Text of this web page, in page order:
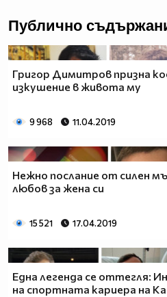
Публично
Григор Димитров призна
изкушение в живота му
9 968 11.04.2019
Нежно послание от силен
любов за жена си
15 521 17.04.2019
Една легенда се оттегля:
на спортната кариера на